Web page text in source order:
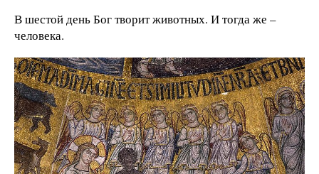
В шестой день Бог творит животных. И тогда же –
человека.